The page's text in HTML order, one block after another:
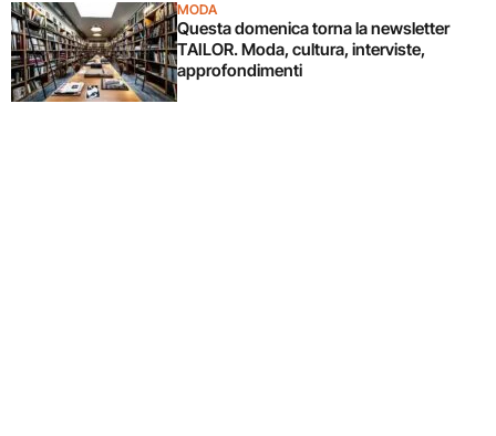
MODA
Questa domenica torna la newsletter
TAILOR. Moda, cultura, interviste,
approfondimenti